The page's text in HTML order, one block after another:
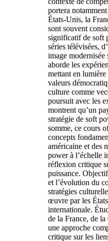
portera
États-Unis, la
sont souvent
significatif de soft
séries télévisées,
image
aborde les
mettant en
valeurs
culture comme
poursuit avec les
montrent qu’un
stratégie de soft
somme, ce cours
concepts
américaine et des
power à l’échelle
réflexion critique
puissance.
et l’évolution du
stratégies
œuvre par les
internationale.
de la France, de
une approche
critique sur les